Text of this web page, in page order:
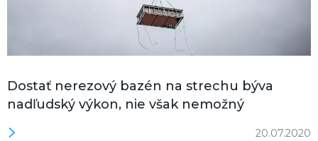
Dostať nerezový bazén na strechu býva
nadľudský výkon, nie však nemožný
20.07.2020